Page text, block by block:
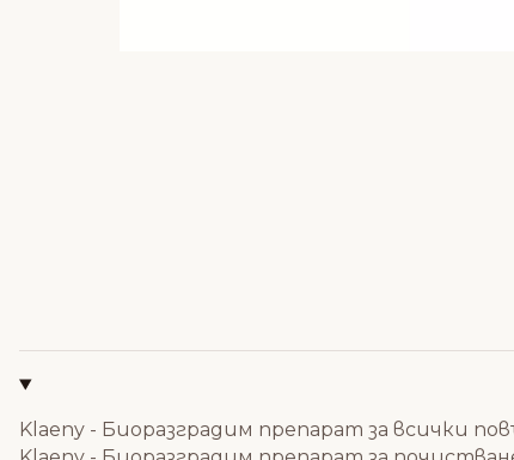
Klaeny - Биоразградим препарат за всички